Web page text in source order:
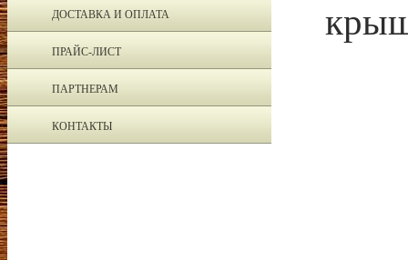
ДОСТАВКА И ОПЛАТА
ПРАЙС-ЛИСТ
ПАРТНЕРАМ
КОНТАКТЫ